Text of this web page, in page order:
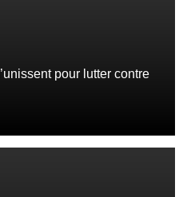
pour lutter contre